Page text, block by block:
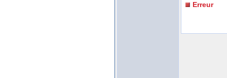
Erreur